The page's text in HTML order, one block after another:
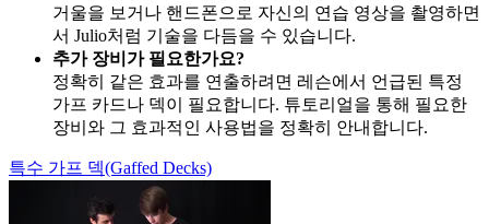
거울을 보거나 핸드폰으로 자신의 연습 영상을 촬영하면
서 Julio처럼 기술을 다듬을 수 있습니다.
추가 장비가 필요한가요?
정확히 같은 효과를 연출하려면 레슨에서 언급된 특정
가프 카드나 덱이 필요합니다. 튜토리얼을 통해 필요한
장비와 그 효과적인 사용법을 정확히 안내합니다.
특수 가프 덱(Gaffed Decks)